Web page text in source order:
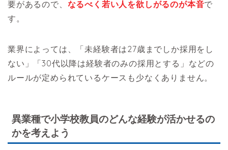
要があるので、 なるべく若い人を欲しがるのが本音で
す。
業界によっては、「未経験者は27歳までしか採用をし
ない」「30代以降は経験者のみの採用とする」などの
ルールが定められているケースも少なくありません。
異業種で小学校教員のどんな経験が活かせるの
かを考えよう